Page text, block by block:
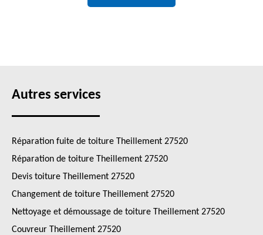
Autres services
Réparation fuite de toiture Theillement 27520
Réparation de toiture Theillement 27520
Devis toiture Theillement 27520
Changement de toiture Theillement 27520
Nettoyage et démoussage de toiture Theillement 27520
Couvreur Theillement 27520